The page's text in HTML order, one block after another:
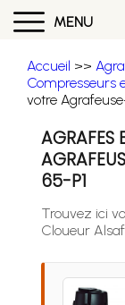
MENU
Accueil >>
Compresseurs
votre
AGRAFES
65-P1
Trouvez ici
Cloueur